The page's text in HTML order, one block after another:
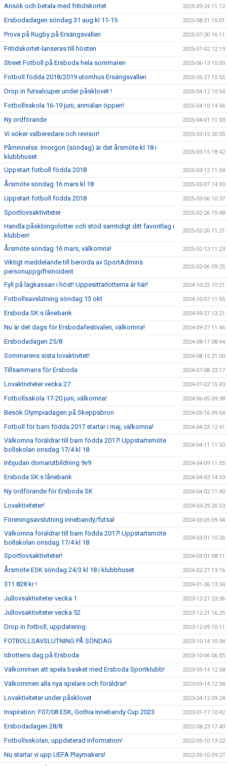
Ansök och betala med fritidskortet 2025-09-24 11:12
Ersbodadagen söndag 31 aug kl 11-15 2025-08-21 15:01
Prova på Rugby på Ersängsvallen 2025-07-30 16:11
Fritidskortet-lanseras till hösten 2025-07-02 12:19
Street Fotboll på Ersboda hela sommaren 2025-06-13 15:00
Fotboll födda 2018/2019 utomhus Ersängsvallen 2025-05-27 15:55
Drop in futsalcuper under påsklovet ! 2025-04-12 10:54
Fotbollsskola 16-19 juni, anmälan öppen! 2025-04-10 14:56
Ny ordförande 2025-04-01 11:03
Vi söker valberedare och revisor! 2025-03-15 20:05
Påminnelse. Imorgon (söndag) är det årsmöte kl 18 i
klubbhuset
2025-03-15 18:42
Uppstart fotboll födda 2018 2025-03-12 11:54
Årsmöte söndag 16 mars kl 18 2025-03-07 14:00
Uppstart fotboll födda 2018 2025-03-06 10:37
Sportlovsaktiviteter 2025-02-26 15:48
Handla påskbingolotter och stöd samtidigt ditt favoritlag i
klubben!
2025-02-26 11:21
Årsmöte söndag 16 mars, välkomna! 2025-02-13 11:23
Viktigt meddelande till berörda av SportAdmins
personuppgiftsincident
2025-02-06 09:25
Fyll på lagkassan i höst! Uppesittarlotterna är här! 2024-10-22 10:21
Fotbollsavslutning söndag 13 okt 2024-10-07 11:05
Ersboda SK:s lånebank 2024-09-27 13:21
Nu är det dags för Ersbodafestivalen, välkomna! 2024-09-27 11:46
Ersbodadagen 25/8 2024-08-17 08:44
Sommarens sista lovaktivitet! 2024-08-15 21:00
Tillsammans för Ersboda 2024-07-08 23:17
Lovaktiviteter vecka 27 2024-07-02 15:43
Fotbollsskola 17-20 juni, välkomna! 2024-06-05 09:38
Besök Olympiadagen på Skeppsbron 2024-05-16 09:54
Fotboll för barn födda 2017 startar i maj, välkomna! 2024-04-23 12:41
Välkomna föräldrar till barn födda 2017! Uppstartsmöte
bollskolan onsdag 17/4 kl 18
2024-04-11 11:50
Inbjudan domarutbildning 9v9 2024-04-09 11:05
Ersboda SK:s lånebank 2024-04-03 14:53
Ny ordförande för Ersboda SK 2024-04-02 11:40
Lovaktiviteter! 2024-03-29 20:53
Föreningsavslutning innebandy/futsal 2024-03-05 09:34
Välkomna föräldrar till barn födda 2017! Uppstartsmöte
bollskolan onsdag 17/4 kl 18
2024-03-01 10:26
Sportlovsaktiviteter! 2024-03-01 08:11
Årsmöte ESK söndag 24/3 kl 18 i klubbhuset 2024-02-27 13:16
311 828 kr ! 2024-01-26 13:34
Jullovsaktiviteter vecka 1 2023-12-21 23:36
Jullovsaktiviteter vecka 52 2023-12-21 16:25
Drop in fotboll, uppdatering 2023-12-09 10:11
FOTBOLLSAVSLUTNING PÅ SÖNDAG 2023-10-14 10:34
Idrottens dag på Ersboda 2023-10-06 06:55
Välkommen att spela basket med Ersboda Sportklubb! 2023-09-14 12:58
Välkommen alla nya spelare och föräldrar! 2023-09-14 12:34
Lovaktiviteter under påsklovet 2023-04-12 09:24
Inspiration: F07/08 ESK, Gothia Innebandy Cup 2023 2023-01-17 10:42
Ersbodadagen 28/8 2022-08-23 17:40
Fotbollsskolan, uppdaterad information! 2022-05-10 13:22
Nu startar vi upp UEFA Playmakers! 2022-05-10 09:27